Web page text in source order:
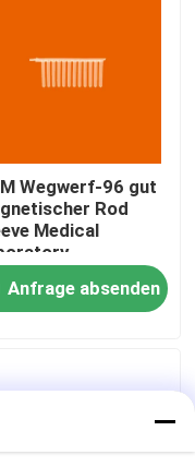
Wegwerf-96 gut
Rod
Medical
Anfrage absenden